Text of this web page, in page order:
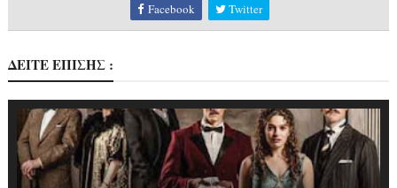
Facebook Twitter
ΔΕΙΤΕ ΕΠΙΣΗΣ :